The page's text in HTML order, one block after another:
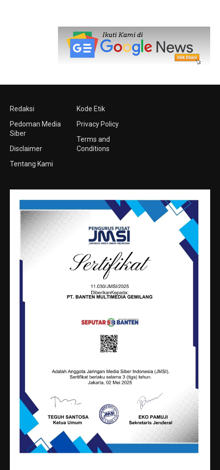
Redaksi
Pedoman Media
Siber
Disclaimer
Tentang Kami
Kode Etik
Privacy Policy
Terms and
Conditions